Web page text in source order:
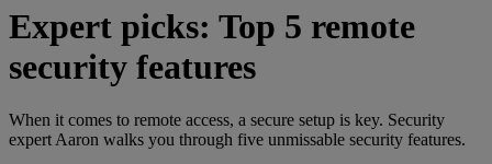
Expert picks: Top 5 remote
security features
When it comes to remote access, a secure setup is key. Security
expert Aaron walks you through five unmissable security features.